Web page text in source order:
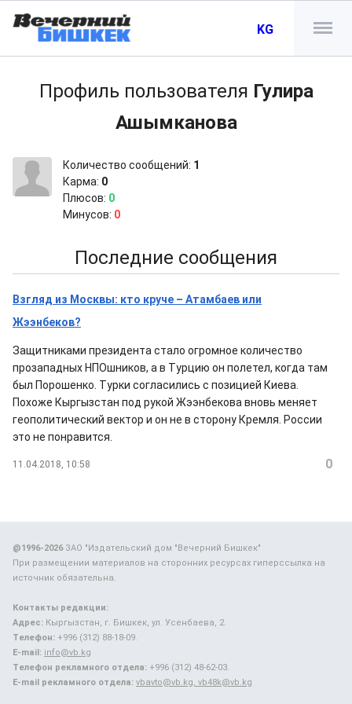
KG
Профиль пользователя Гулира
Ашымканова
Количество сообщений: 1
Карма: 0
Плюсов: 0
Минусов: 0
Последние сообщения
Взгляд из Москвы: кто круче – Атамбаев или
Жээнбеков?
Защитниками президента стало огромное количество
прозападных НПОшников, а в Турцию он полетел, когда там
был Порошенко. Турки согласились с позицией Киева.
Похоже Кыргызстан под рукой Жээнбекова вновь меняет
геополитический вектор и он не в сторону Кремля. России
это не понравится.
11.04.2018, 10:58 0
@1996-2026ЗАО "Издательский дом "Вечерний Бишкек"
При размещении материалов на сторонних ресурсах гиперссылка на
источник обязательна.
Контакты редакции:
Адрес: Кыргызстан, г. Бишкек, ул. Усенбаева, 2.
Телефон: +996 (312) 88-18-09.
E-mail: info@vb.kg
Телефон рекламного отдела: +996 (312) 48-62-03.
E-mail рекламного отдела: vbavto@vb.kg, vb48k@vb.kg